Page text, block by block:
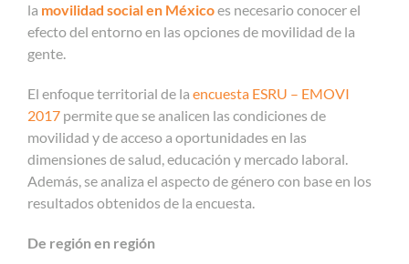
la movilidad social en Méxicoes necesario conocer el
efecto del entorno en las opciones de movilidad de la
gente.
El enfoque territorial de la encuesta ESRU – EMOVI
2017 permite que se analicen las condiciones de
movilidad y de acceso a oportunidades en las
dimensiones de salud, educación y mercado laboral.
Además, se analiza el aspecto de género con base en los
resultados obtenidos de la encuesta.
De región en región